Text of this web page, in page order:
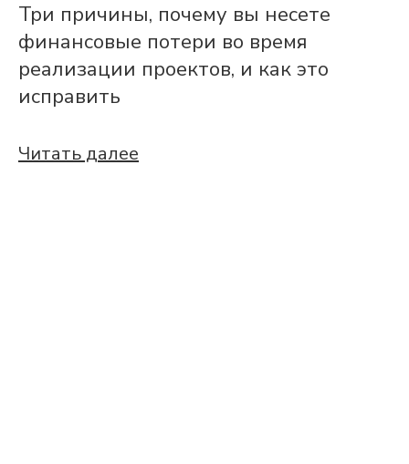
Три причины, почему вы несете
финансовые потери во время
реализации проектов, и как это
исправить
Читать далее